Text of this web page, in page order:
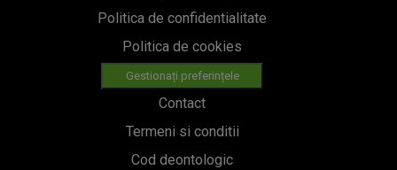
Politica de confidentialitate
Politica de cookies
Gestionați preferințele
Contact
Termeni si conditii
Cod deontologic